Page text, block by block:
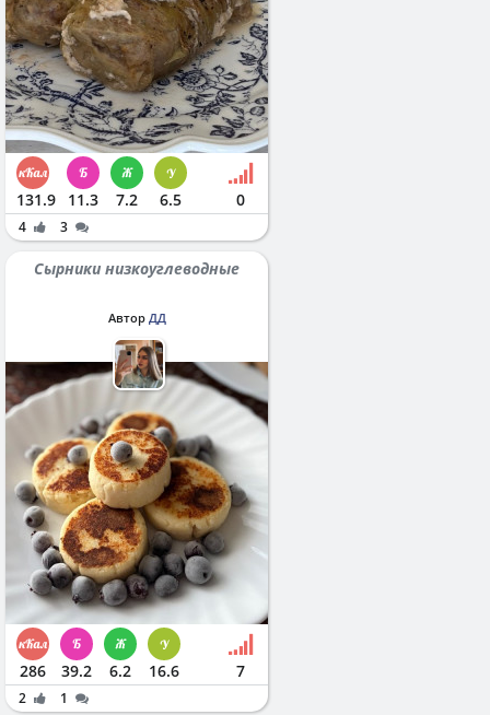
131.9 11.3 7.2 6.5 0
4 3
Сырники низкоуглеводные
Автор ДД
286 39.2 6.2 16.6 7
2 1